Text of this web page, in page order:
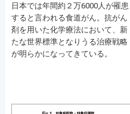
日本では年間約２万6000人が罹患
すると言われる食道がん。抗がん
剤を用いた化学療法において、新
たな世界標準となりうる治療戦略
が明らかになってきている。